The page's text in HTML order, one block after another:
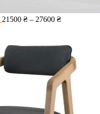
21500 ₴ – 27600 ₴